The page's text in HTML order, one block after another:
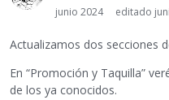
junio 2024
editado
Actualizamos dos secciones
En “Promoción y Taquilla”
de los ya conocidos.